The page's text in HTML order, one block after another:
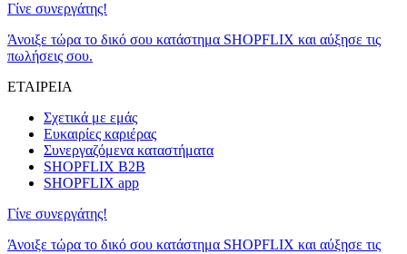
Γίνε συνεργάτης!
Άνοιξε τώρα το δικό σου κατάστημα SHOPFLIX και αύξησε τις
πωλήσεις σου.
ΕΤΑΙΡΕΙΑ
Σχετικά με εμάς
Ευκαιρίες καριέρας
Συνεργαζόμενα καταστήματα
SHOPFLIX B2B
SHOPFLIX app
Γίνε συνεργάτης!
Άνοιξε τώρα το δικό σου κατάστημα SHOPFLIX και αύξησε τις